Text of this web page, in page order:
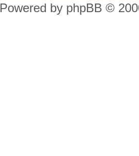
Powered by phpBB ©